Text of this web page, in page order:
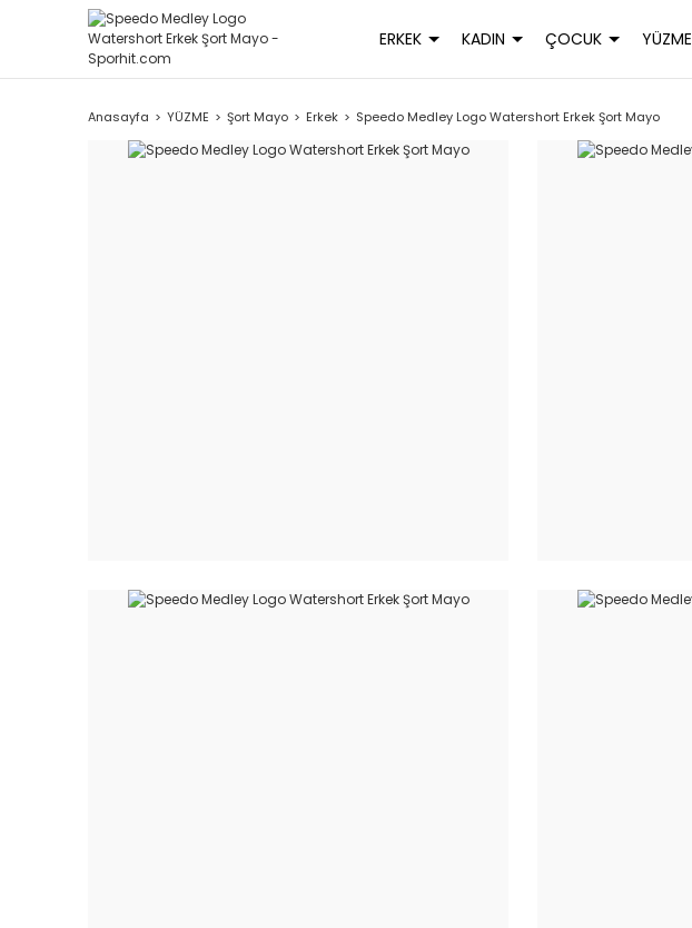
ERKEK KADIN ÇOCUK YÜZME
Anasayfa YÜZME Şort Mayo Erkek Speedo Medley Logo Watershort Erkek Şort Mayo